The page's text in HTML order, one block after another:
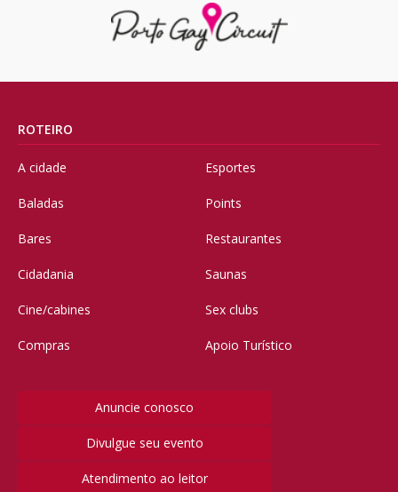
ROTEIRO
A cidade
Baladas
Bares
Cidadania
Cine/cabines
Compras
Esportes
Points
Restaurantes
Saunas
Sex clubs
Apoio Turístico
Anuncie conosco
Divulgue seu evento
Atendimento ao leitor